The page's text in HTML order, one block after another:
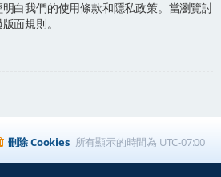
白我們的使用條款和隱私政策。當瀏覽討
面規則。
所有顯示的時間為 UTC-07:00
刪除 Cookies